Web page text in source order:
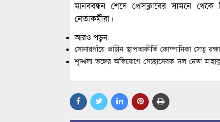
মানববন্ধন শেষে প্রেসক্লাবের সামনে
নেতাকর্মীরা।
আরও পড়ুন:
সোনারগাঁয়ে প্রাচীন স্থাপত্যকীর্তি কোম্পানিকা সেতু
শৃঙ্খলা ভঙ্গের অভিযোগে স্বেচ্ছাসেবক দল নেতা